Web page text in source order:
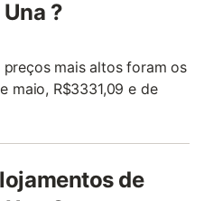
?
mais altos foram os
maio, R$3331,09 e de
de